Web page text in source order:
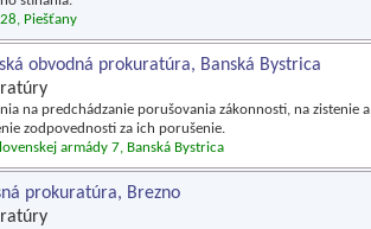
28, Piešťany
obvodná prokuratúra, Banská Bystrica
na predchádzanie porušovania zákonnosti, na
zodpovednosti za ich porušenie.
armády 7, Banská Bystrica
prokuratúra, Brezno